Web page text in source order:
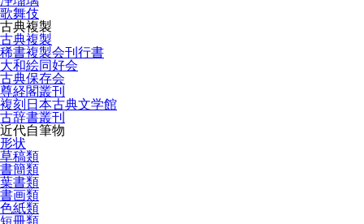
歌舞伎
古典複製
古典複製
稀書複製会刊行書
大和絵同好会
古典保存会
尊経閣叢刊
複刻日本古典文学館
古辞書叢刊
近代自筆物
形状
草稿類
書簡類
葉書類
書画類
色紙類
短冊類